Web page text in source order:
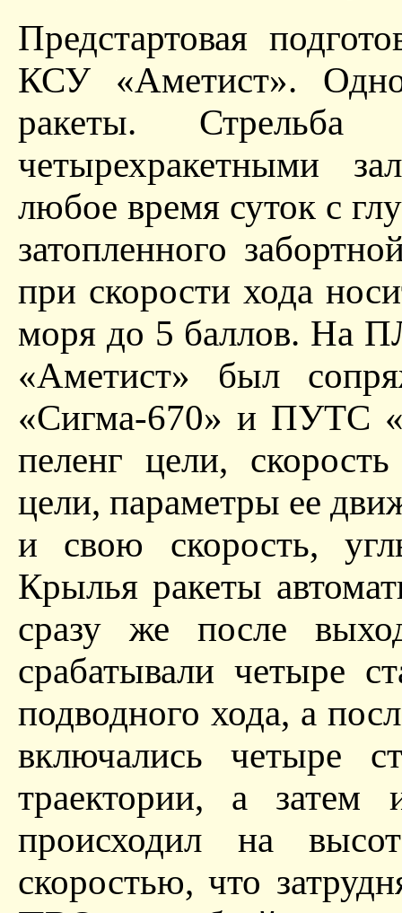
Предстартовая
КСУ «Аметист».
ракеты. Стрельба
четырехракетными
любое время суток с
затопленного
при скорости хода
моря до 5 баллов. На
«Аметист» был
«Сигма-670» и ПУТС
пеленг цели,
цели, параметры ее
и свою скорость,
Крылья ракеты
сразу же после
срабатывали четыре
подводного хода, а
включались четыре
траектории, а затем
происходил на
скоростью, что